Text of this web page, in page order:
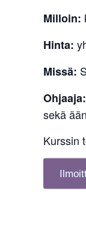
Milloin:
Hinta:
Missä:
Ohjaaja:
sekä
Kurssin